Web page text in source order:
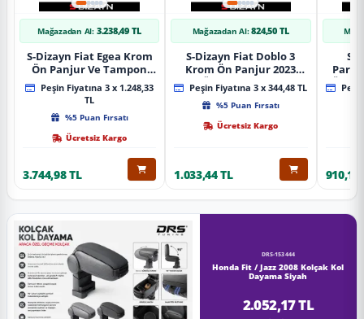
Mağazadan Al: 3.238,49 TL
S-Dizayn Fiat Egea Krom
Ön Panjur Ve Tampon
Çıta Seti Diamond Model
22 Prç. 2020 Üzeri (Parlak
Peşin Fiyatına 3 x 1.248,33
TL
%5 Puan Fırsatı
Ücretsiz Kargo
3.744,98 TL
Mağazadan Al: 824,50 TL
S-Dizayn Fiat Doblo 3
Krom Ön Panjur 2023
Üzeri A+ Kalite
Peşin Fiyatına 3 x 344,48 TL
%5 Puan Fırsatı
Ücretsiz Kargo
1.033,44 TL
S-
Ön
910,16
DRS-153444
Honda Fit / Jazz 2008 Kolçak Kol
Dayama Siyah
2.052,17 TL